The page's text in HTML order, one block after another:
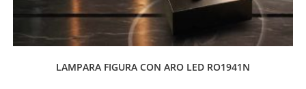
LAMPARA FIGURA CON ARO LED RO1941N